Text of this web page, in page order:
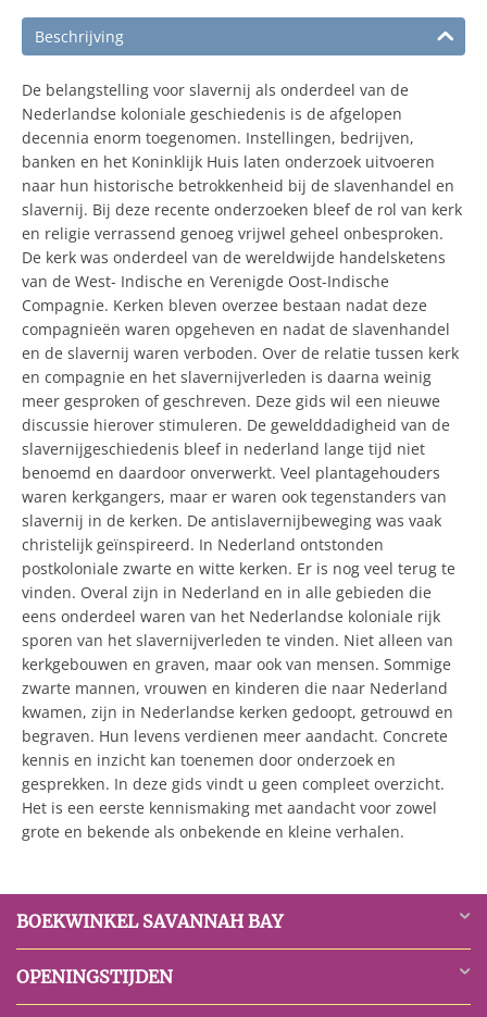
Beschrijving
De belangstelling voor slavernij als onderdeel van de
Nederlandse koloniale geschiedenis is de afgelopen
decennia enorm toegenomen. Instellingen, bedrijven,
banken en het Koninklijk Huis laten onderzoek uitvoeren
naar hun historische betrokkenheid bij de slavenhandel en
slavernij. Bij deze recente onderzoeken bleef de rol van kerk
en religie verrassend genoeg vrijwel geheel onbesproken.
De kerk was onderdeel van de wereldwijde handelsketens
van de West- Indische en Verenigde Oost-Indische
Compagnie. Kerken bleven overzee bestaan nadat deze
compagnieën waren opgeheven en nadat de slavenhandel
en de slavernij waren verboden. Over de relatie tussen kerk
en compagnie en het slavernijverleden is daarna weinig
meer gesproken of geschreven. Deze gids wil een nieuwe
discussie hierover stimuleren. De gewelddadigheid van de
slavernijgeschiedenis bleef in nederland lange tijd niet
benoemd en daardoor onverwerkt. Veel plantagehouders
waren kerkgangers, maar er waren ook tegenstanders van
slavernij in de kerken. De antislavernijbeweging was vaak
christelijk geïnspireerd. In Nederland ontstonden
postkoloniale zwarte en witte kerken. Er is nog veel terug te
vinden. Overal zijn in Nederland en in alle gebieden die
eens onderdeel waren van het Nederlandse koloniale rijk
sporen van het slavernijverleden te vinden. Niet alleen van
kerkgebouwen en graven, maar ook van mensen. Sommige
zwarte mannen, vrouwen en kinderen die naar Nederland
kwamen, zijn in Nederlandse kerken gedoopt, getrouwd en
begraven. Hun levens verdienen meer aandacht. Concrete
kennis en inzicht kan toenemen door onderzoek en
gesprekken. In deze gids vindt u geen compleet overzicht.
Het is een eerste kennismaking met aandacht voor zowel
grote en bekende als onbekende en kleine verhalen.
BOEKWINKEL SAVANNAH BAY
OPENINGSTIJDEN